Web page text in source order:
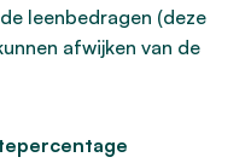
leenbedragen (deze
afwijken van de